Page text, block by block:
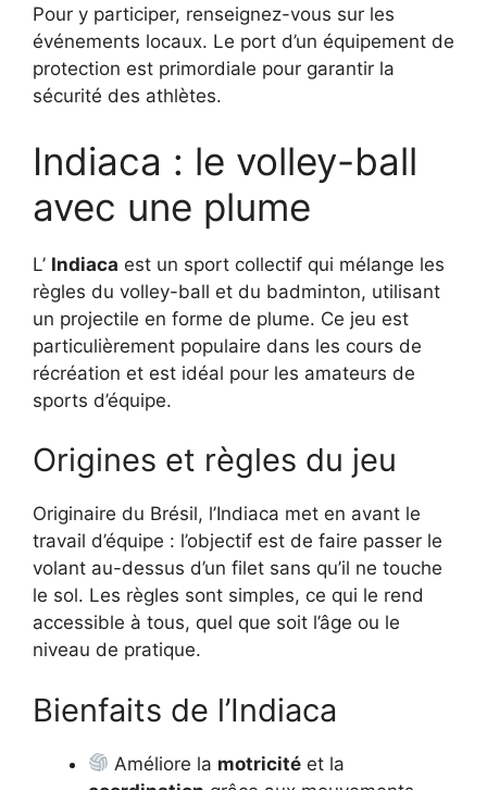
Pour y participer, renseignez-vous sur les
événements locaux. Le port d’un équipement de
protection est primordiale pour garantir la
sécurité des athlètes.
Indiaca : le volley-ball
avec une plume
L’ Indiaca est un sport collectif qui mélange les
règles du volley-ball et du badminton, utilisant
un projectile en forme de plume. Ce jeu est
particulièrement populaire dans les cours de
récréation et est idéal pour les amateurs de
sports d’équipe.
Origines et règles du jeu
Originaire du Brésil, l’Indiaca met en avant le
travail d’équipe : l’objectif est de faire passer le
volant au-dessus d’un filet sans qu’il ne touche
le sol. Les règles sont simples, ce qui le rend
accessible à tous, quel que soit l’âge ou le
niveau de pratique.
Bienfaits de l’Indiaca
Améliore la motricité et la